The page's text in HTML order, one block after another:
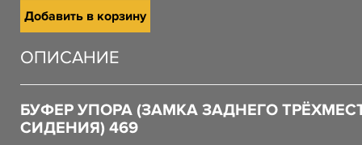
Добавить в корзину
ОПИСАНИЕ
БУФЕР УПОРА (ЗАМКА ЗАДНЕГО
СИДЕНИЯ) 469